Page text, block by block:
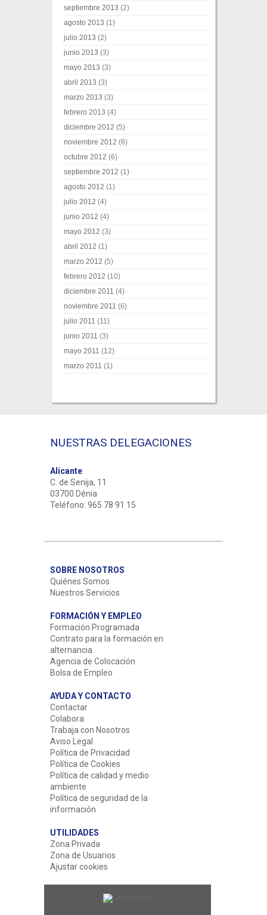
septiembre 2013 (2)
agosto 2013 (1)
julio 2013 (2)
junio 2013 (3)
mayo 2013 (3)
abril 2013 (3)
marzo 2013 (3)
febrero 2013 (4)
diciembre 2012 (5)
noviembre 2012 (6)
octubre 2012 (6)
septiembre 2012 (1)
agosto 2012 (1)
julio 2012 (4)
junio 2012 (4)
mayo 2012 (3)
abril 2012 (1)
marzo 2012 (5)
febrero 2012 (10)
diciembre 2011 (4)
noviembre 2011 (6)
julio 2011 (11)
junio 2011 (3)
mayo 2011 (12)
marzo 2011 (1)
NUESTRAS DELEGACIONES
Alicante
C. de Senija, 11
03700 Dénia
Teléfono: 965 78 91 15
SOBRE NOSOTROS
Quiénes Somos
Nuestros Servicios
FORMACIÓN Y EMPLEO
Formación Programada
Contrato para la formación en
alternancia
Agencia de Colocación
Bolsa de Empleo
AYUDA Y CONTACTO
Contactar
Colabora
Trabaja con Nosotros
Aviso Legal
Política de Privacidad
Política de Cookies
Política de calidad y medio
ambiente
Política de seguridad de la
información
UTILIDADES
Zona Privada
Zona de Usuarios
Ajustar cookies